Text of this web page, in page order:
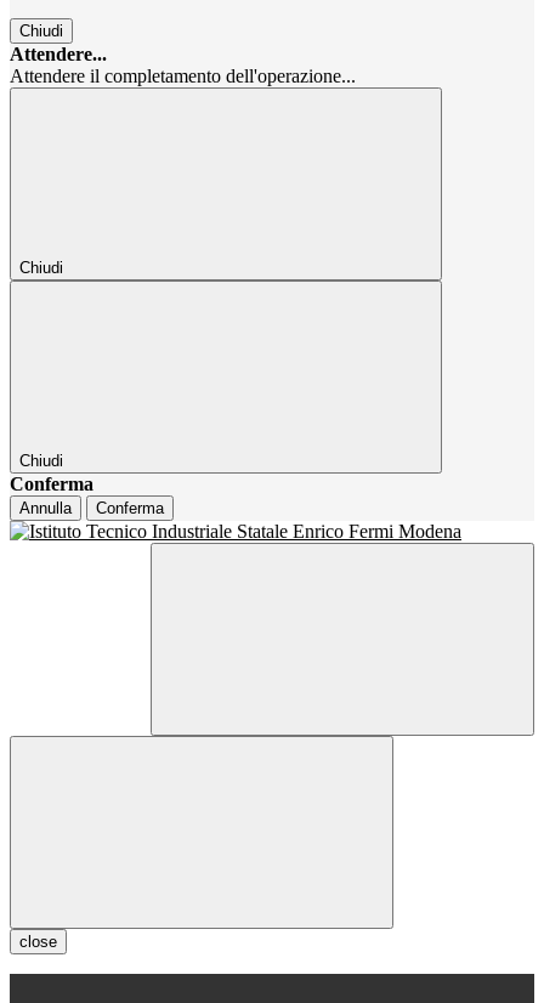
Chiudi
Attendere...
Attendere il completamento dell'operazione...
Chiudi
Chiudi
Conferma
Annulla Conferma
close